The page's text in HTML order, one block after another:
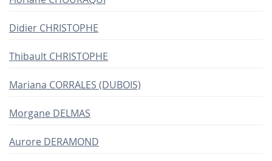
Didier CHRISTOPHE
Thibault CHRISTOPHE
Mariana CORRALES (DUBOIS)
Morgane DELMAS
Aurore DERAMOND